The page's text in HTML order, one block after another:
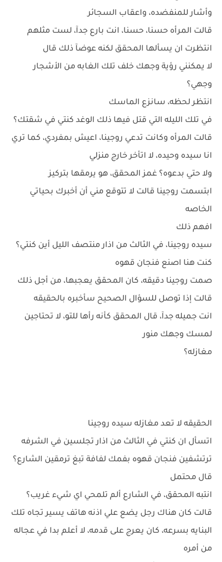
وأشار للمنفضده، واعقاب السجائر
قالت المرأه حسنا، حسنا، انت بارع جدآ، لست مثلهم
انتظرت ان يسألها المحقق لكنه عوضآ ذلك قال
لا يمكنني رؤية وجهك خلف تلك الغابه من الأشجار
وجهي؟
انتظر لحظه، سانزع الماسك
في تلك الليله التي قتل فيها ذلك الوغد كنتي في شقتك؟
قالت المرأه وكانت تدعي روجينا، اعيش بمفردي، كما تري
انا سيده وحيده، لا اتأخر خارج منزلي
ولا حتي بدعوه؟ غمز المحقق، هو يرمقها بتركيز
ابتسمت روجينا قالت لا تتوقع مني أن أخبرك بحياتي
الخاصه
افهم ذلك
سيده روجينا، في الثالث من اذار منتصف الليل أين كنتي؟
كنت هنا اصنع فنجان قهوه
صمت روجينا دقيقه، كان المحقق يعجبها، من أجل ذلك
قالت إذا توصل للسؤال الصحيح سأخبره بالحقيقه
انت جميله جدآ، قال المحقق كأنه رأها للتو، لا تحتاجين
لمسك وجهك منور
مغازله؟
الحقيقه لا تعد مغازله سيده روجينا
اتسأل ان كنتي في الثالث من اذار تجلسين في الشرفه
ترتشفين فنجان قهوه بفمك لفافة تبغ ترمقين الشارع؟
قال محتمل
انتبه المحقق، في الشارع ألم تلمحي اي شيء غريب؟
قالت كان هناك رجل يضع علي اذنه هاتف يسير تجاه تلك
البنايه بسرعه، كان يعرج على قدمه، لا أعلم بدا في عجاله
من أمره